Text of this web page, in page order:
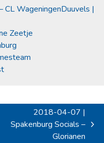
WageningenDuuvels |
Zeetje
2018-04-07 |
Spakenburg Socials –
Glorianen